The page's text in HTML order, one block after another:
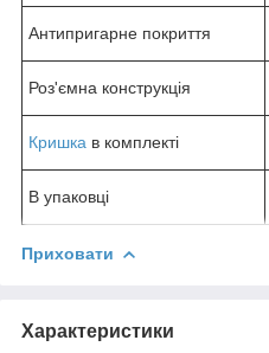
Антипригарне покриття
Роз'ємна конструкція
Кришка в комплекті
В упаковці
Приховати
Характеристики